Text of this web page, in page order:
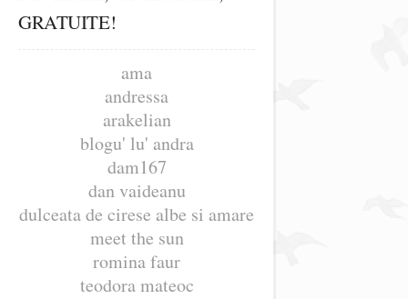
GRATUITE!
ama
andressa
arakelian
blogu' lu' andra
dam167
dan vaideanu
dulceata de cirese albe si amare
meet the sun
romina faur
teodora mateoc